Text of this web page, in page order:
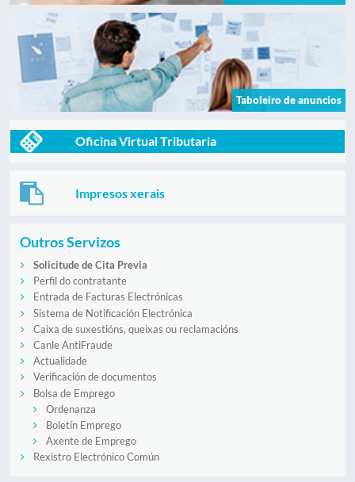
Taboleiro de anuncios
Oficina Virtual Tributaria
Impresos xerais
Outros Servizos
Solicitude de Cita Previa
Perfil do contratante
Entrada de Facturas Electrónicas
Sistema de Notificación Electrónica
Caixa de suxestións, queixas ou reclamacións
Canle AntiFraude
Actualidade
Verificación de documentos
Bolsa de Emprego
Ordenanza
Boletín Emprego
Axente de Emprego
Rexistro Electrónico Común